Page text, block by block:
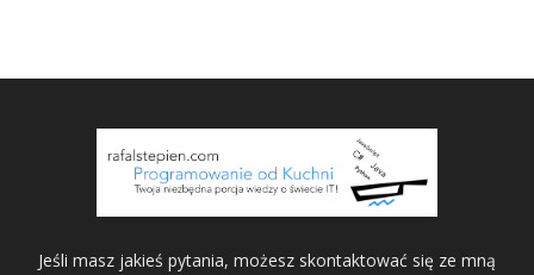
Jeśli masz jakieś pytania, możesz skontaktować się ze mną